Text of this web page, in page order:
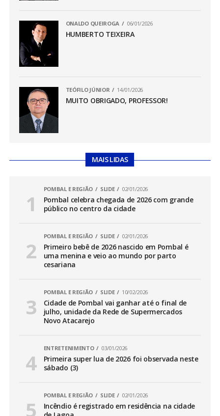
ONALDO QUEIROGA 06/01/2026
HUMBERTO TEIXEIRA
TEÓFILO JÚNIOR 14/01/2026
MUITO OBRIGADO, PROFESSOR!
MAIS LIDAS
POMBAL E REGIÃO SLIDE 02/01/2026
Pombal celebra chegada de 2026 com grande
público no centro da cidade
POMBAL E REGIÃO SLIDE 02/01/2026
Primeiro bebê de 2026 nascido em Pombal é
uma menina e veio ao mundo por parto
cesariana
POMBAL E REGIÃO SLIDE 10/02/2026
Cidade de Pombal vai ganhar até o final de
julho, unidade da Rede de Supermercados
Novo Atacarejo
ENTRETENIMENTO 03/01/2026
Primeira super lua de 2026 foi observada neste
sábado (3)
POMBAL E REGIÃO SLIDE 02/01/2026
Incêndio é registrado em residência na cidade